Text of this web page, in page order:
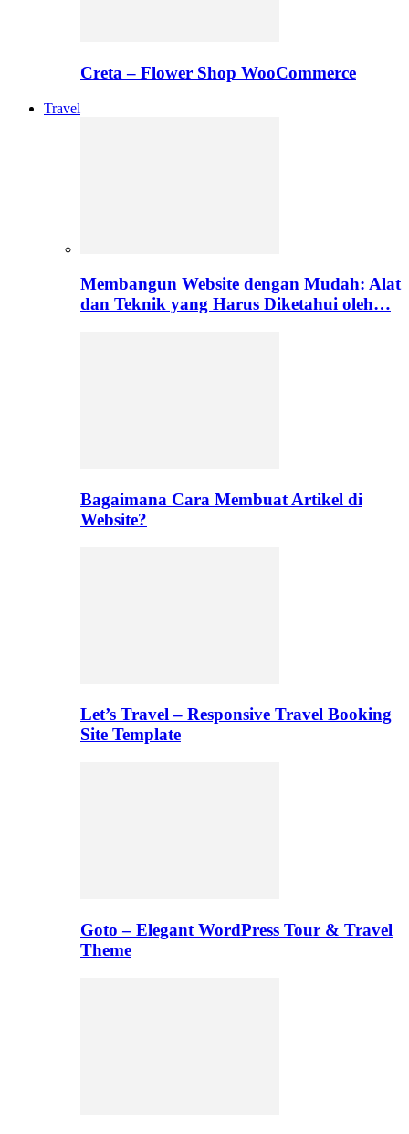
Creta – Flower Shop WooCommerce
Travel
Membangun Website dengan Mudah: Alat
dan Teknik yang Harus Diketahui oleh…
Bagaimana Cara Membuat Artikel di
Website?
Let’s Travel – Responsive Travel Booking
Site Template
Goto – Elegant WordPress Tour & Travel
Theme